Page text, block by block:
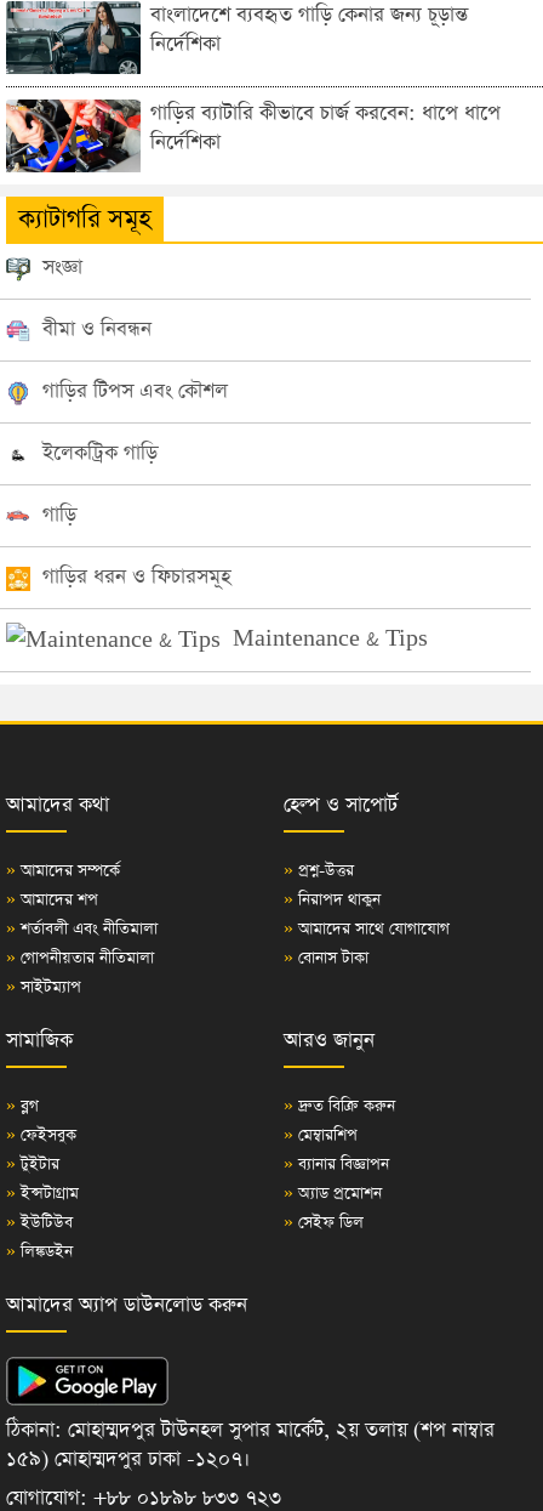
বাংলাদেশে ব্যবহৃত গাড়ি কেনার জন্য চূড়ান্ত
নির্দেশিকা
গাড়ির ব্যাটারি কীভাবে চার্জ করবেন: ধাপে ধাপে
নির্দেশিকা
ক্যাটাগরি সমূহ
সংজ্ঞা
বীমা ও নিবন্ধন
গাড়ির টিপস এবং কৌশল
ইলেকট্রিক গাড়ি
গাড়ি
গাড়ির ধরন ও ফিচারসমূহ
Maintenance & Tips
আমাদের কথা
» আমাদের সম্পর্কে
» আমাদের শপ
» শর্তাবলী এবং নীতিমালা
» গোপনীয়তার নীতিমালা
» সাইটম্যাপ
হেল্প ও সাপোর্ট
» প্রশ্ন-উত্তর
» নিরাপদ থাকুন
» আমাদের সাথে যোগাযোগ
» বোনাস টাকা
সামাজিক
» ব্লগ
» ফেইসবুক
» টুইটার
» ইন্সটাগ্রাম
» ইউটিউব
» লিঙ্কডইন
আরও জানুন
» দ্রুত বিক্রি করুন
» মেম্বারশিপ
» ব্যানার বিজ্ঞাপন
» অ্যাড প্রমোশন
» সেইফ ডিল
আমাদের অ্যাপ ডাউনলোড করুন
ঠিকানা: মোহাম্মদপুর টাউনহল সুপার মার্কেট, ২য় তলায় (শপ নাম্বার
১৫৯) মোহাম্মদপুর ঢাকা -১২০৭।
যোগাযোগ: +৮৮ ০১৮৯৮ ৮৩৩ ৭২৩